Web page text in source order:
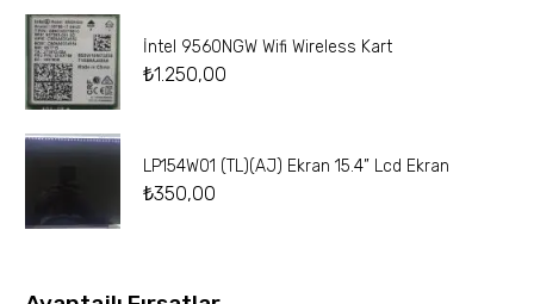
İntel 9560NGW Wifi Wireless Kart
₺1.250,00
LP154W01 (TL)(AJ) Ekran 15.4” Lcd Ekran
₺350,00